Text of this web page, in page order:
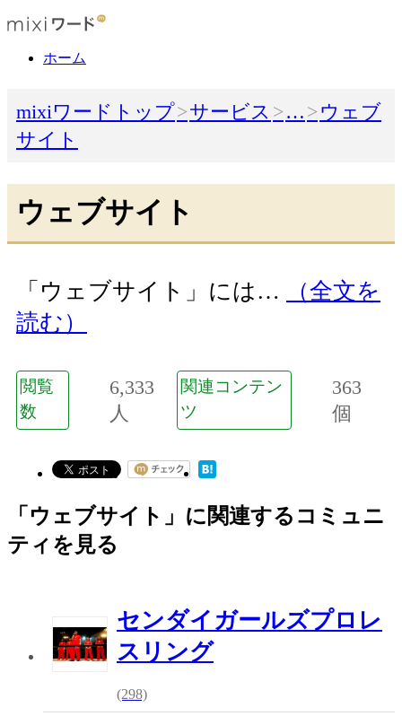
ホーム
mixiワードトップ サービス …
ウェブ
サイト
ウェブサイト
「ウェブサイト」には…
（全文を
読む）
閲覧
数
6,333
人
関連コンテン
ツ
363
個
「ウェブサイト」に関連するコミュニ
ティを見る
センダイガールズプロレ
スリング
(298)